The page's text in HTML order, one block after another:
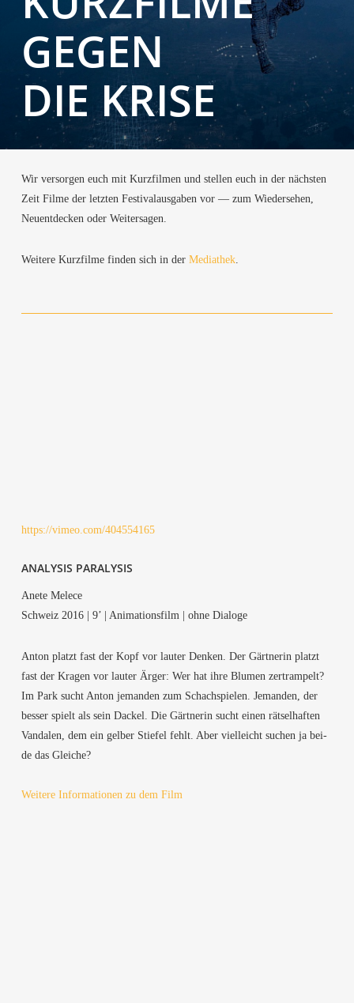
GEGEN
DIE KRISE
Wir ver­sor­gen euch mit Kurz­fil­men und stel­len euch in der nächs­ten
Zeit Fil­me der letz­ten Fes­ti­val­aus­ga­ben vor — zum Wie­der­se­hen,
Neu­ent­de­cken oder Weitersagen.
Wei­te­re Kurz­fil­me fin­den sich in der Media­thek.
https://vimeo.com/404554165
ANA­LY­SIS PARALYSIS
Ane­te Melece
Schweiz 2016 | 9’ | Ani­ma­ti­ons­film | ohne Dialoge
Anton platzt fast der Kopf vor lau­ter Den­ken. Der Gärt­ne­rin platzt
fast der Kra­gen vor lau­ter Ärger: Wer hat ihre Blu­men zer­tram­pelt?
Im Park sucht Anton jeman­den zum Schach­spie­len. Jeman­den, der
bes­ser spielt als sein Dackel. Die Gärt­ne­rin sucht einen rät­sel­haf­ten
Van­da­len, dem ein gel­ber Stie­fel fehlt. Aber viel­leicht suchen ja bei­
de das Gleiche?
Wei­te­re Infor­ma­tio­nen zu dem Film